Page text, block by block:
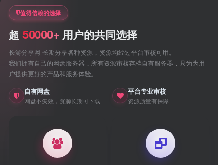
值得信赖的选择
超 50000+ 用户的共同选择
长游分享网 长期分享各种资源，资源均经过平台审核可用。
我们拥有自己的网盘服务器，所有资源审核存档自有服务器，只为为用
户提供更好的产品和服务体验。
自有网盘
网盘不失效，资源长期可下载
平台专业审核
资源质量有保障